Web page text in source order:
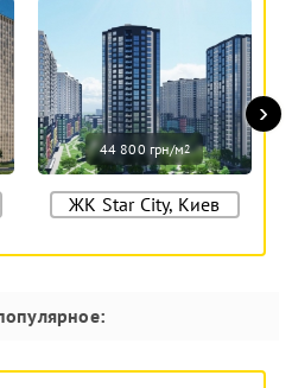
44 800 грн/м2
ЖК Star City, Киев
›